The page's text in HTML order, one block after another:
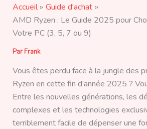
Accueil
Guide d'achat
AMD Ryzen : Le Guide 2025 pour
Votre PC (3, 5, 7 ou 9)
Par Frank
Vous êtes perdu face à la jungle des
Ryzen en cette fin d’année 2025 ?
Entre les nouvelles générations, les
complexes et les technologies
terriblement facile de dépenser une